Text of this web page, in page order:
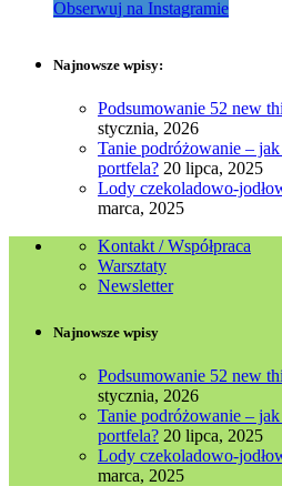
Obserwuj na Instagramie
Najnowsze wpisy:
Podsumowanie 52 new
stycznia, 2026
Tanie podróżowanie –
portfela? 20 lipca, 2025
Lody czekoladowo-
marca, 2025
Kontakt / Współpraca
Warsztaty
Newsletter
Najnowsze wpisy
Podsumowanie 52 new
stycznia, 2026
Tanie podróżowanie –
portfela? 20 lipca, 2025
Lody czekoladowo-
marca, 2025